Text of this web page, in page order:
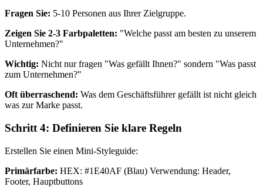
Fragen Sie: 5-10 Personen aus Ihrer Zielgruppe.
Zeigen Sie 2-3 Farbpaletten: "Welche passt am besten zu unserem
Unternehmen?"
Wichtig: Nicht nur fragen "Was gefällt Ihnen?" sondern "Was passt
zum Unternehmen?"
Oft überraschend: Was dem Geschäftsführer gefällt ist nicht gleich
was zur Marke passt.
Schritt 4: Definieren Sie klare Regeln
Erstellen Sie einen Mini-Styleguide:
Primärfarbe: HEX: #1E40AF (Blau) Verwendung: Header,
Footer, Hauptbuttons